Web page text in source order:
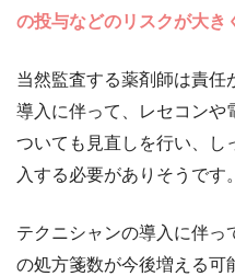
の投与などのリスクが大き
当然監査する薬剤師は責任
導入に伴って、レセコンや
ついても見直しを行い、し
入する必要がありそうです。
テクニシャンの導入に伴っ
の処方箋数が今後増える可